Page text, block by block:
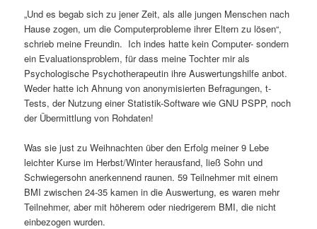
„Und es begab sich zu jener Zeit, als alle jungen Menschen nach
Hause zogen, um die Computerprobleme ihrer Eltern zu lösen“,
schrieb meine Freundin. Ich indes hatte kein Computer- sondern
ein Evaluationsproblem, für dass meine Tochter mir als
Psychologische Psychotherapeutin ihre Auswertungshilfe anbot.
Weder hatte ich Ahnung von anonymisierten Befragungen, t-
Tests, der Nutzung einer Statistik-Software wie GNU PSPP, noch
der Übermittlung von Rohdaten!
Was sie just zu Weihnachten über den Erfolg meiner 9 Lebe
leichter Kurse im Herbst/Winter herausfand, ließ Sohn und
Schwiegersohn anerkennend raunen. 59 Teilnehmer mit einem
BMI zwischen 24-35 kamen in die Auswertung, es waren mehr
Teilnehmer, aber mit höherem oder niedrigerem BMI, die nicht
einbezogen wurden.